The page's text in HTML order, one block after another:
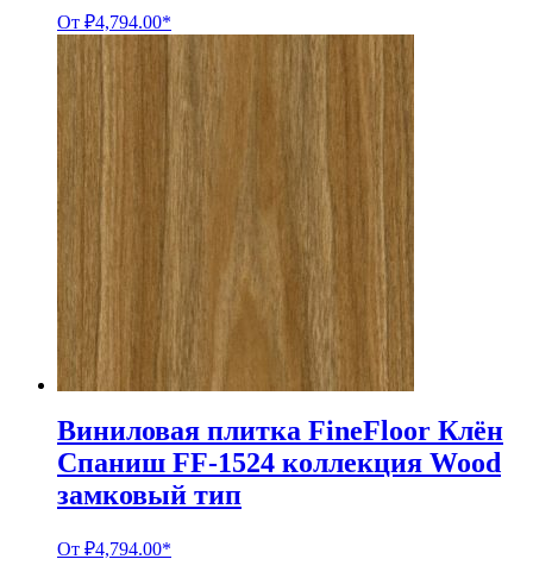
От ₽4,794.00*
Виниловая плитка FineFloor Клён
Спаниш FF-1524 коллекция Wood
замковый тип
От ₽4,794.00*